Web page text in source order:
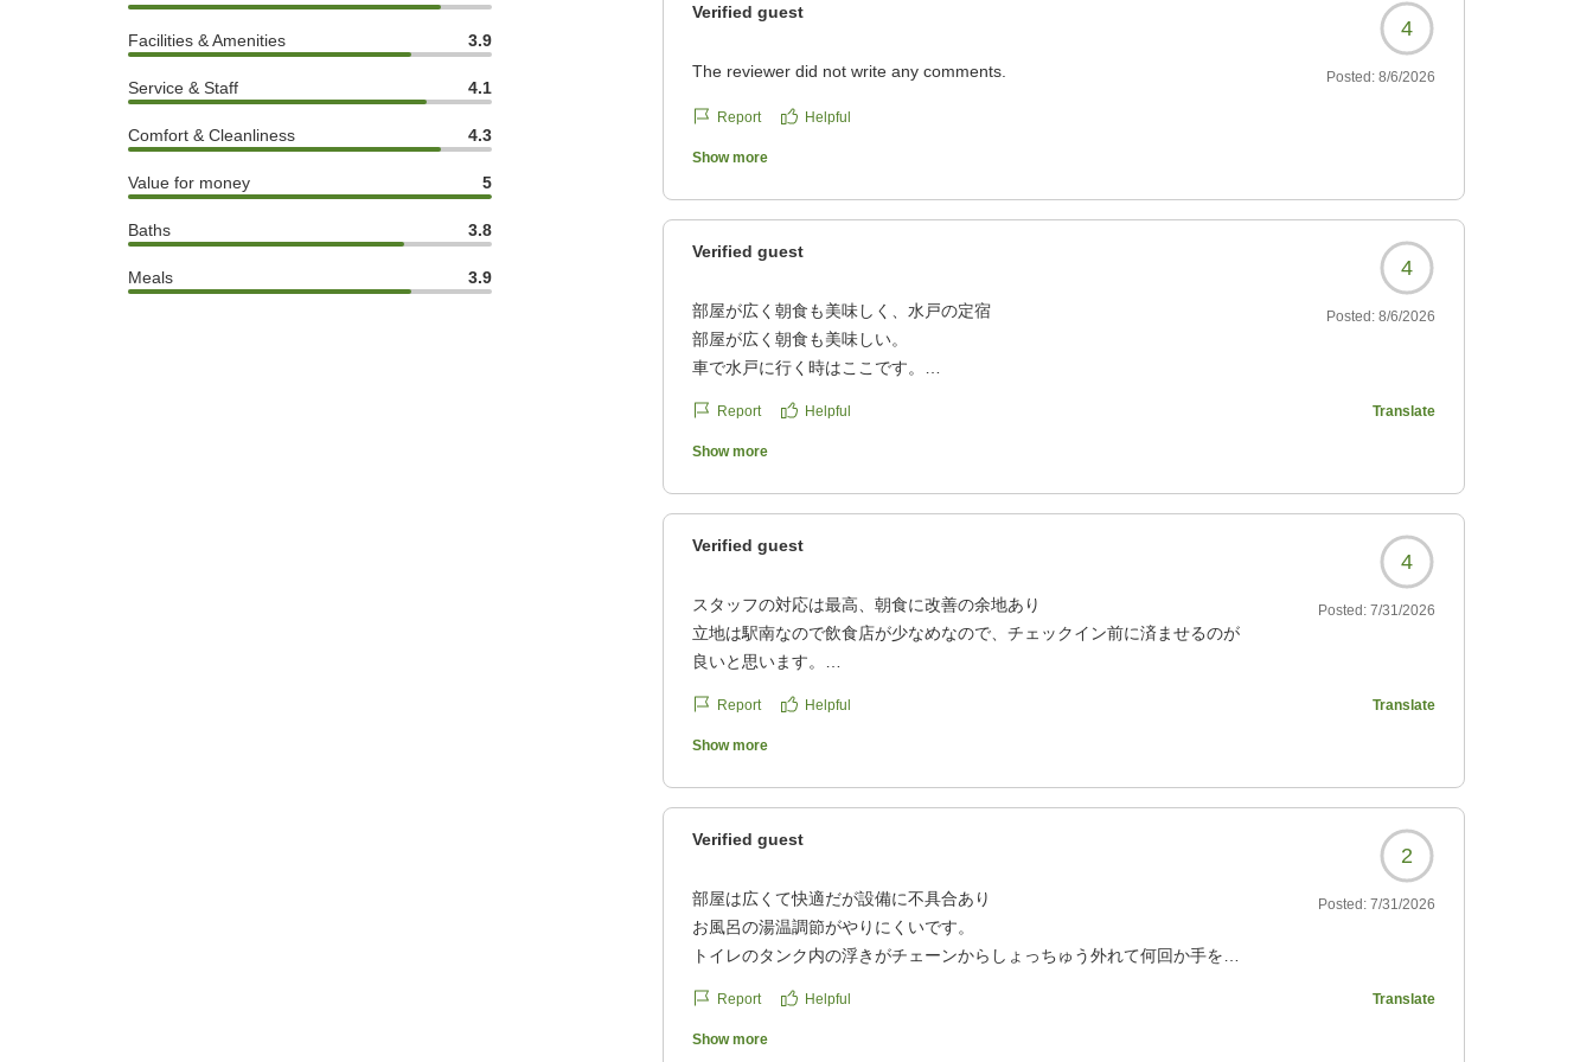
Facilities & Amenities 3.9
Service & Staff 4.1
Comfort & Cleanliness 4.3
Value for money 5
Baths 3.8
Meals 3.9
Verified guest
4
The reviewer did not write any comments. Posted: 8/6/2026
Report Helpful
Show more
Verified guest
4
部屋が広く朝食も美味しく、水戸の定宿
部屋が広く朝食も美味しい。
車で水戸に行く時はここです。
クチコミの詳細はこちらから
reviewId=33123478469929
Posted: 8/6/2026
Report Helpful Translate
Show more
Verified guest
4
スタッフの対応は最高、朝食に改善の余地あり
立地は駅南なので飲食店が少なめなので、チェックイン前に済ませるのが
良いと思います。
相変わらずスタッフの対応は素晴らしいと思います。
朝食はご当地グルメを入れて欲しいのと、連泊しても内容が変わるように
クチコミの詳細はこちらから
https://review.travel.rakuten.co.jp/hotel/voice/598?
Posted: 7/31/2026
Report Helpful Translate
Show more
Verified guest
2
部屋は広くて快適だが設備に不具合あり
お風呂の湯温調節がやりにくいです。
トイレのタンク内の浮きがチェーンからしょっちゅう外れて何回か手を突
部屋も広くて特に問題なく過ごせました。
クチコミの詳細はこちらから
Posted: 7/31/2026
Report Helpful Translate
Show more